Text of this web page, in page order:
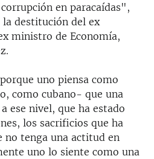
en paracaídas",
destitución del ex
ministro de Economía,
uno piensa como
como cubano- que una
ese nivel, que ha estado
los sacrificios que ha
no tenga una actitud en
uno lo siente como una